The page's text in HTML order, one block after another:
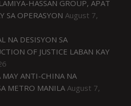
HASSAN GROUP, APAT
SA OPERASYON August 7,
NA DESISYON SA
OF JUSTICE LABAN KAY
MAY ANTI-CHINA NA
METRO MANILA August 7,